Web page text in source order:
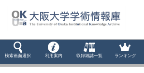
検索画面選択 利用案内 収録雑誌一覧 ランキング